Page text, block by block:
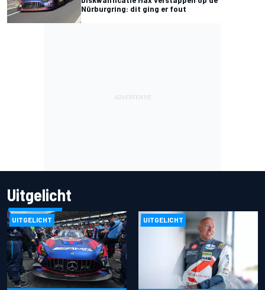
Nürburgring: dit ging er fout
Uitgelicht
UITGELICHT UITGELICHT